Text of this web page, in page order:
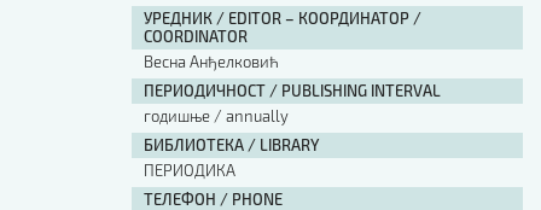
УРЕДНИК / EDITOR – КООРДИНАТОР /
COORDINATOR
Весна Анђелковић
ПЕРИОДИЧНОСТ / PUBLISHING INTERVAL
годишње / annually
БИБЛИОТЕКА / LIBRARY
ПЕРИОДИКА
ТЕЛЕФОН / PHONE